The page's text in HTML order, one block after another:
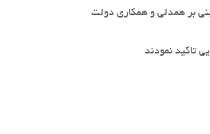
بر همدلی و همکاری دولت
تاکید نمودند